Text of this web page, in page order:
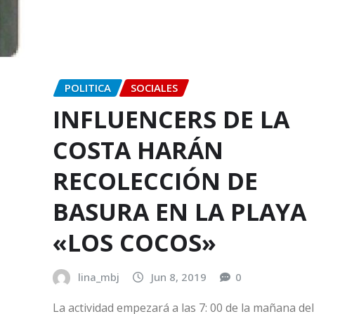
POLITICA SOCIALES
INFLUENCERS DE LA
COSTA HARÁN
RECOLECCIÓN DE
BASURA EN LA PLAYA
«LOS COCOS»
lina_mbj Jun 8, 2019 0
La actividad empezará a las 7: 00 de la mañana del